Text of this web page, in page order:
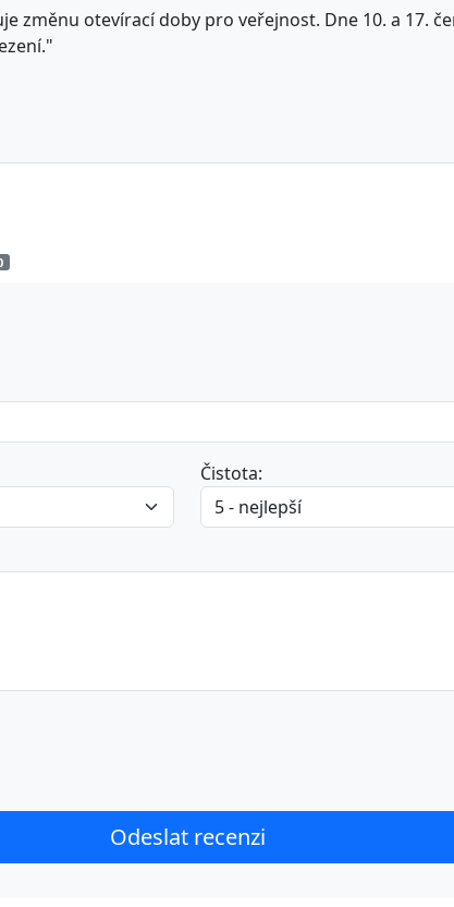
změnu otevírací doby pro veřejnost. Dne 10. a 17.
Čistota: